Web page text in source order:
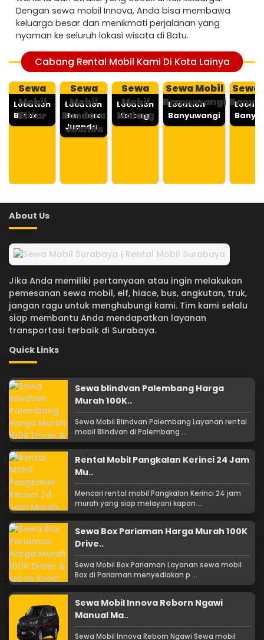
Dengan sewa mobil Innova, Anda bisa membawa
keluarga besar dan menikmati perjalanan yang
nyaman ke seluruh lokasi wisata di Batu.
Cabang Rental Mobil Kami Di Kota Lainya
Sewa
Mobil
Blitar
Location
Blitar
Sewa
Mobil
Bandara
Juanda
Location
Bandara
Juanda
Sewa
Mobil
Malang
Location
Malang
Sewa Mobil
Banyuwangi
Location
Banyuwangi
Sewa
About Us
Jika Anda memiliki pertanyaan atau ingin melakukan
pemesanan sewa mobil, elf, hiace, bus, angkutan, truk,
jangan ragu untuk menghubungi kami. Tim kami selalu
siap membantu Anda mendapatkan layanan
transportasi terbaik di Surabaya.
Quick Links
Sewa blindvan Palembang Harga
Murah 100K..
Sewa Mobil Blindvan Palembang Layanan rental
mobil Blindvan di Palembang ...
Rental Mobil Pangkalan Kerinci 24 Jam
Mu..
Mencari rental mobil Pangkalan Kerinci 24 jam
murah yang siap melayani kapan ...
Sewa Box Pariaman Harga Murah 100K
Drive..
Sewa Mobil Box Pariaman Layanan sewa mobil
Box di Pariaman menyediakan p ...
Sewa Mobil Innova Reborn Ngawi
Manual Ma..
Sewa Mobil Innova Reborn Ngawi Sewa mobil